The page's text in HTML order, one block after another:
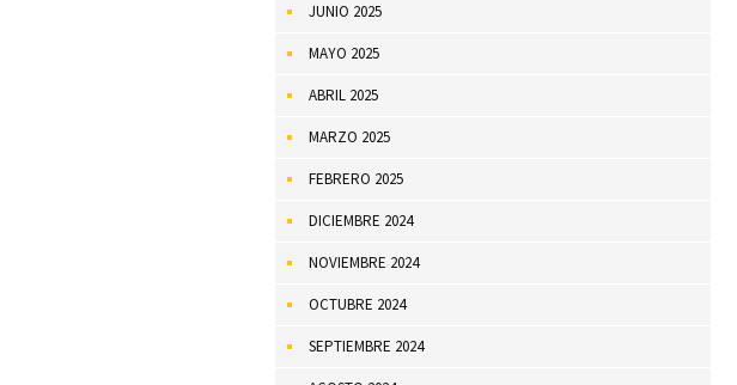
JUNIO 2025
MAYO 2025
ABRIL 2025
MARZO 2025
FEBRERO 2025
DICIEMBRE 2024
NOVIEMBRE 2024
OCTUBRE 2024
SEPTIEMBRE 2024